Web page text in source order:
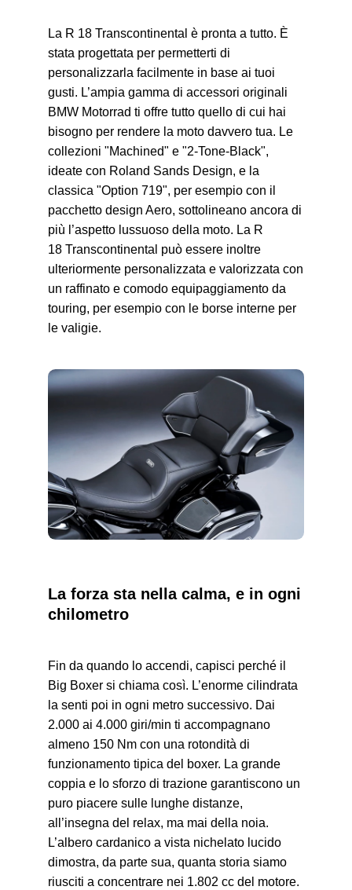
La R 18 Transcontinental è pronta a tutto. È
stata progettata per permetterti di
personalizzarla facilmente in base ai tuoi
gusti. L’ampia gamma di accessori originali
BMW Motorrad ti offre tutto quello di cui hai
bisogno per rendere la moto davvero tua. Le
collezioni "Machined" e "2-Tone-Black",
ideate con Roland Sands Design, e la
classica "Option 719", per esempio con il
pacchetto design Aero, sottolineano ancora di
più l’aspetto lussuoso della moto. La R
18 Transcontinental può essere inoltre
ulteriormente personalizzata e valorizzata con
un raffinato e comodo equipaggiamento da
touring, per esempio con le borse interne per
le valigie.
La forza sta nella calma, e in ogni
chilometro
Fin da quando lo accendi, capisci perché il
Big Boxer si chiama così. L’enorme cilindrata
la senti poi in ogni metro successivo. Dai
2.000 ai 4.000 giri/min ti accompagnano
almeno 150 Nm con una rotondità di
funzionamento tipica del boxer. La grande
coppia e lo sforzo di trazione garantiscono un
puro piacere sulle lunghe distanze,
all’insegna del relax, ma mai della noia.
L’albero cardanico a vista nichelato lucido
dimostra, da parte sua, quanta storia siamo
riusciti a concentrare nei 1.802 cc del motore.